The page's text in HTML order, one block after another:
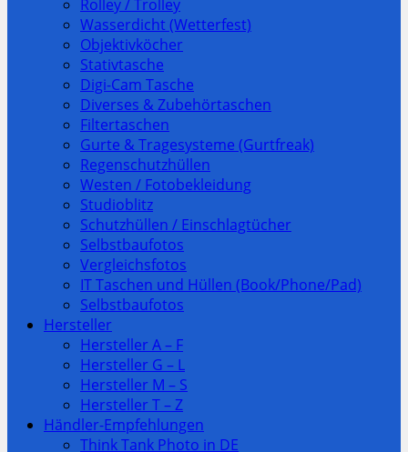
Rolley / Trolley
Wasserdicht (Wetterfest)
Objektivköcher
Stativtasche
Digi-Cam Tasche
Diverses & Zubehörtaschen
Filtertaschen
Gurte & Tragesysteme (Gurtfreak)
Regenschutzhüllen
Westen / Fotobekleidung
Studioblitz
Schutzhüllen / Einschlagtücher
Selbstbaufotos
Vergleichsfotos
IT Taschen und Hüllen (Book/Phone/Pad)
Selbstbaufotos
Hersteller
Hersteller A – F
Hersteller G – L
Hersteller M – S
Hersteller T – Z
Händler-Empfehlungen
Think Tank Photo in DE